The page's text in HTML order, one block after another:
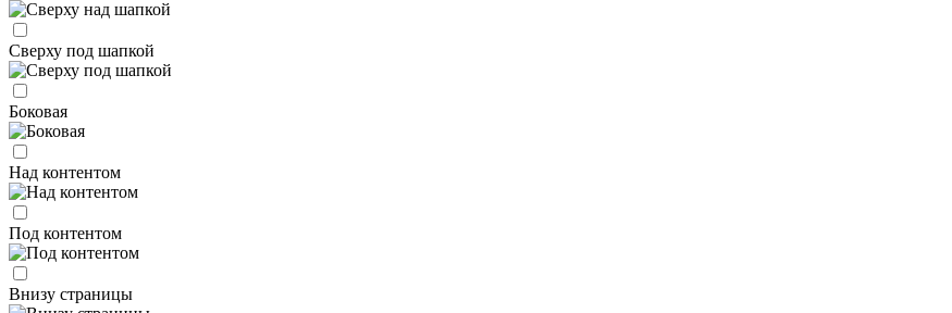
Сверху под шапкой
Боковая
Над контентом
Под контентом
Внизу страницы